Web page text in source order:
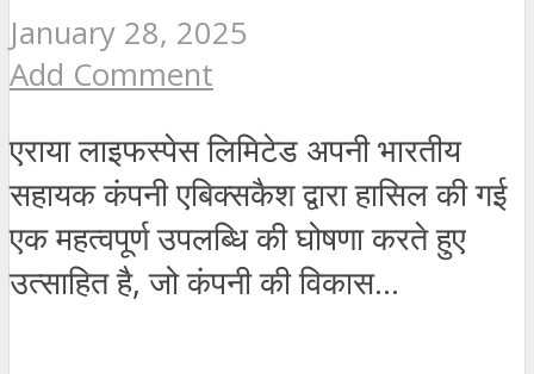
January 28, 2025
Add Comment
एराया लाइफस्पेस लिमिटेड अपनी भारतीय
सहायक कंपनी एबिक्सकैश द्वारा हासिल की गई
एक महत्वपूर्ण उपलब्धि की घोषणा करते हुए
उत्साहित है, जो कंपनी की विकास...